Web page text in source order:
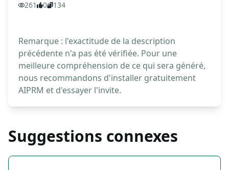
261 0 134
Remarque : l'exactitude de la description
précédente n'a pas été vérifiée. Pour une
meilleure compréhension de ce qui sera généré,
nous recommandons d'installer gratuitement
AIPRM et d'essayer l'invite.
Suggestions connexes